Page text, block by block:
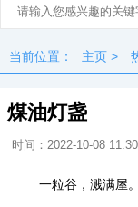
当前位置： 主页 >
煤油灯盏
时间：2022-10-08
一粒谷，溅满屋。